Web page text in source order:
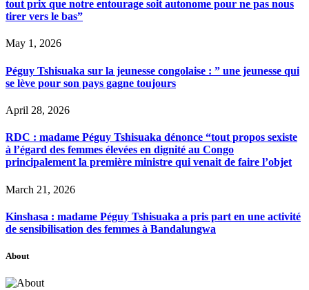
tout prix que notre entourage soit autonome pour ne pas nous
tirer vers le bas”
May 1, 2026
Péguy Tshisuaka sur la jeunesse congolaise : ” une jeunesse qui
se lève pour son pays gagne toujours
April 28, 2026
RDC : madame Péguy Tshisuaka dénonce “tout propos sexiste
à l’égard des femmes élevées en dignité au Congo
principalement la première ministre qui venait de faire l’objet
March 21, 2026
Kinshasa : madame Péguy Tshisuaka a pris part en une activité
de sensibilisation des femmes à Bandalungwa
About